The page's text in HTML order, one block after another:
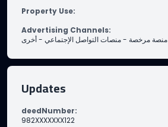
Property Use:
Advertising Channels:
منصة مرخصة -منصات التواصل الإجتماعي -أخرى
Updates
deedNumber:
982XXXXXXX122